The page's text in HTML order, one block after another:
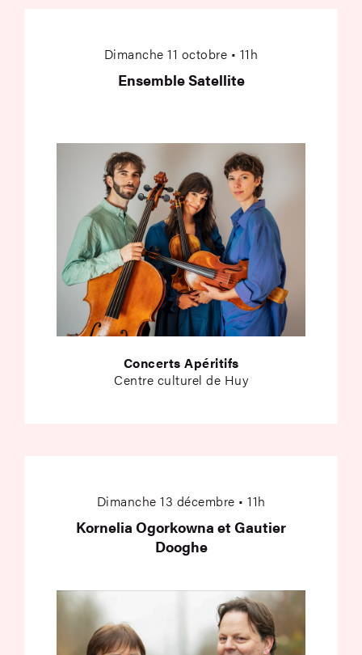
Dimanche 11 octobre • 11h
Ensemble Satellite
Concerts Apéritifs
Centre culturel de Huy
Dimanche 13 décembre • 11h
Kornelia Ogorkowna et Gautier
Dooghe